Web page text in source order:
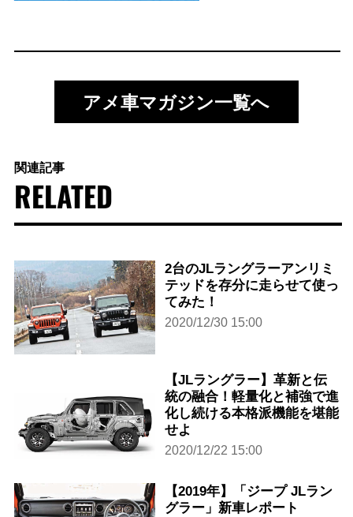
アメ車マガジン一覧へ
関連記事
RELATED
2台のJLラングラーアンリミ
テッドを存分に走らせて使っ
てみた！
2020/12/30 15:00
【JLラングラー】革新と伝
統の融合！軽量化と補強で進
化し続ける本格派機能を堪能
せよ
2020/12/22 15:00
【2019年】「ジープ JLラン
グラー」新車レポート